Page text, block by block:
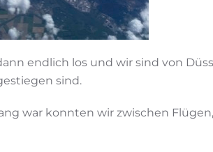
endlich los und wir sind von
sind.
war konnten wir zwischen